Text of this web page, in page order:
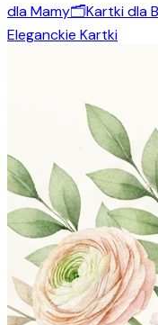
dla Mamy🗂️Kartki dla
Eleganckie Kartki